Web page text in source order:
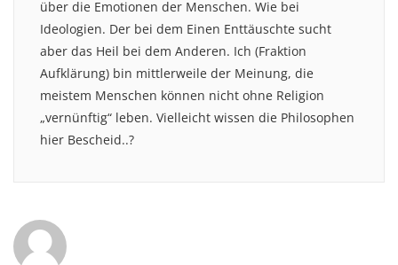
über die Emotionen der Menschen. Wie bei
Ideologien. Der bei dem Einen Enttäuschte sucht
aber das Heil bei dem Anderen. Ich (Fraktion
Aufklärung) bin mittlerweile der Meinung, die
meistem Menschen können nicht ohne Religion
„vernünftig“ leben. Vielleicht wissen die Philosophen
hier Bescheid..?